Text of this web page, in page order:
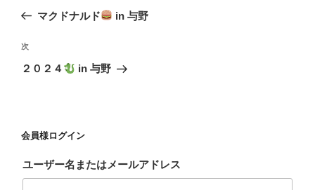
ビ
ゲ
ン
去
投
稿
マクドナルド in 与野
次
の
次
２０２４ in 与野
会員様ログイン
ユーザー名またはメールアドレス